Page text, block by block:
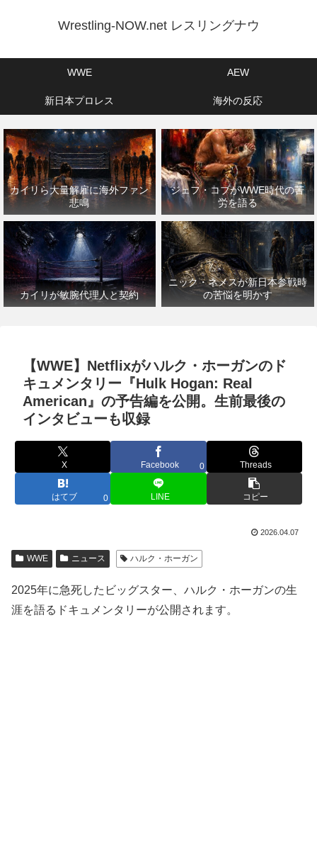
Wrestling-NOW.net レスリングナウ
WWE AEW
新日本プロレス 海外の反応
カイリら大量解雇に海外ファン
悲鳴
ジェフ・コブがWWE時代の苦
労を語る
カイリが敏腕代理人と契約
ニック・ネメスが新日本参戦時
の苦悩を明かす
【WWE】Netflixがハルク・ホーガンのド
キュメンタリー『Hulk Hogan: Real
American』の予告編を公開。生前最後の
インタビューも収録
X Facebook 0 Threads
はてブ 0 LINE コピー
2026.04.07
WWE ニュース ハルク・ホーガン
2025年に急死したビッグスター、ハルク・ホーガンの生
涯を語るドキュメンタリーが公開されます。